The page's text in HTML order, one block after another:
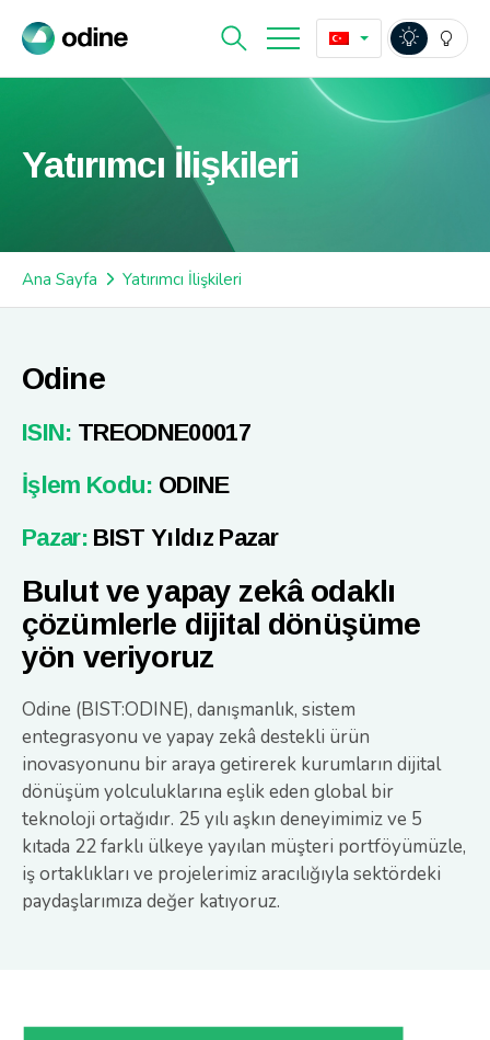
Yatırımcı İlişkileri
Ana Sayfa Yatırımcı İlişkileri
Odine
ISIN: TREODNE00017
İşlem Kodu: ODINE
Pazar: BIST Yıldız Pazar
Bulut ve yapay zekâ odaklı
çözümlerle dijital dönüşüme
yön veriyoruz
Odine (BIST:ODINE), danışmanlık, sistem
entegrasyonu ve yapay zekâ destekli ürün
inovasyonunu bir araya getirerek kurumların dijital
dönüşüm yolculuklarına eşlik eden global bir
teknoloji ortağıdır. 25 yılı aşkın deneyimimiz ve 5
kıtada 22 farklı ülkeye yayılan müşteri portföyümüzle,
iş ortaklıkları ve projelerimiz aracılığıyla sektördeki
paydaşlarımıza değer katıyoruz.